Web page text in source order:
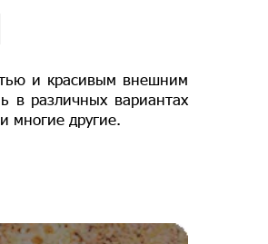
и красивым внешним
в различных вариантах
многие другие.